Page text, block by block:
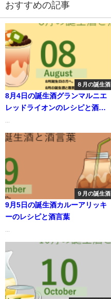
おすすめの記事
８月の誕生酒
8月4日の誕生酒グランマルニエ
レッドライオンのレシピと酒言
９月の誕生酒
9月5日の誕生酒カルーアリッキ
ーのレシピと酒言葉